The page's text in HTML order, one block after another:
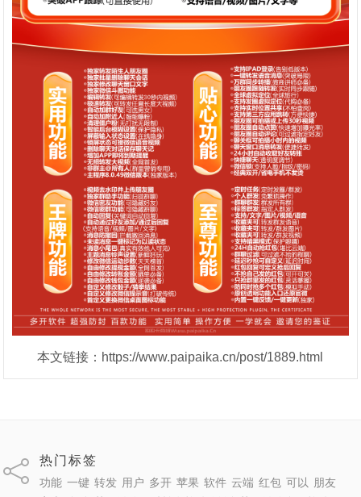
本文链接：https://www.paipaika.cn/post/1889.html
热门标签
功能 一键 转发 用户 多开 苹果 软件 云端 红包 可以
朋友